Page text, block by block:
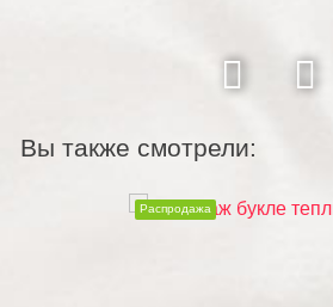
Вы также смотрели:
Распродажа